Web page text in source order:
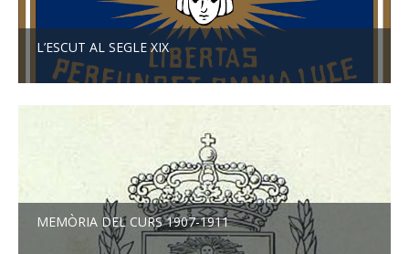
L’ESCUT AL SEGLE XIX
MEMÒRIA DEL CURS 1907-1911